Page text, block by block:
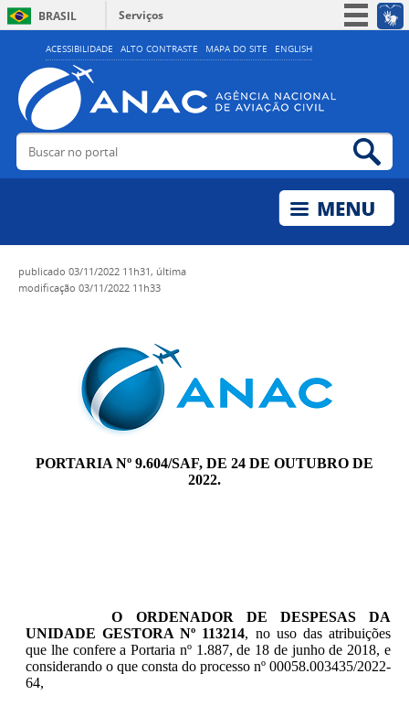
ACESSIBILIDADE ALTO CONTRASTE MAPA DO SITE ENGLISH
BRASIL
Serviços
Simplifique!
Acesso à informação
Legislação
Buscar no portal
publicado 03/11/2022 11h31, última
modificação 03/11/2022 11h33
PORTARIA Nº 9.604/SAF, DE 24 DE OUTUBRO DE
2022.
O ORDENADOR DE DESPESAS DA
UNIDADE GESTORA Nº 113214, no uso das atribuições
que lhe confere a Portaria nº 1.887, de 18 de junho de 2018, e
considerando o que consta do processo nº 00058.003435/2022-
64,